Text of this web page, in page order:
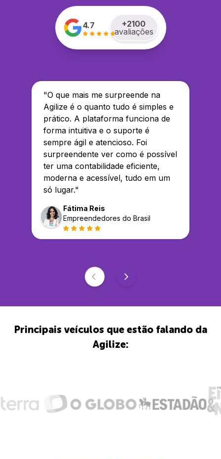
4.7 +2100
avaliações
"O que mais me surpreende na
Agilize é o quanto tudo é simples e
prático. A plataforma funciona de
forma intuitiva e o suporte é
sempre ágil e atencioso. Foi
surpreendente ver como é possível
ter uma contabilidade eficiente,
moderna e acessível, tudo em um
só lugar."
Fátima Reis
Empreendedores do Brasil
Principais veículos que estão falando da
Agilize: